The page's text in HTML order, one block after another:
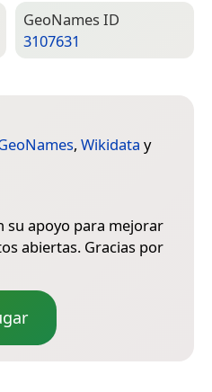
Geo­Names ID
3107631
, Wikidata y
su apoyo para mejorar
abiertas. Gracias por